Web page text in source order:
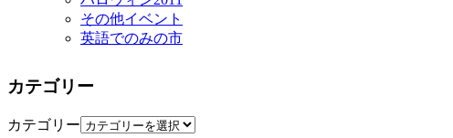
その他イベント
英語でのみの市
カテゴリー
カテゴリー